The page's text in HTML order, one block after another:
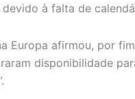
à falta de
Europa afirmou, por
disponibilidade